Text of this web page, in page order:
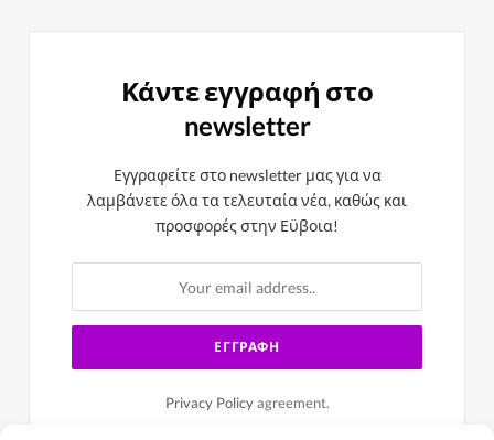
Κάντε εγγραφή στο
newsletter
Εγγραφείτε στο newsletter μας για να
λαμβάνετε όλα τα τελευταία νέα, καθώς και
προσφορές στην Εϋβοια!
Privacy Policyagreement.